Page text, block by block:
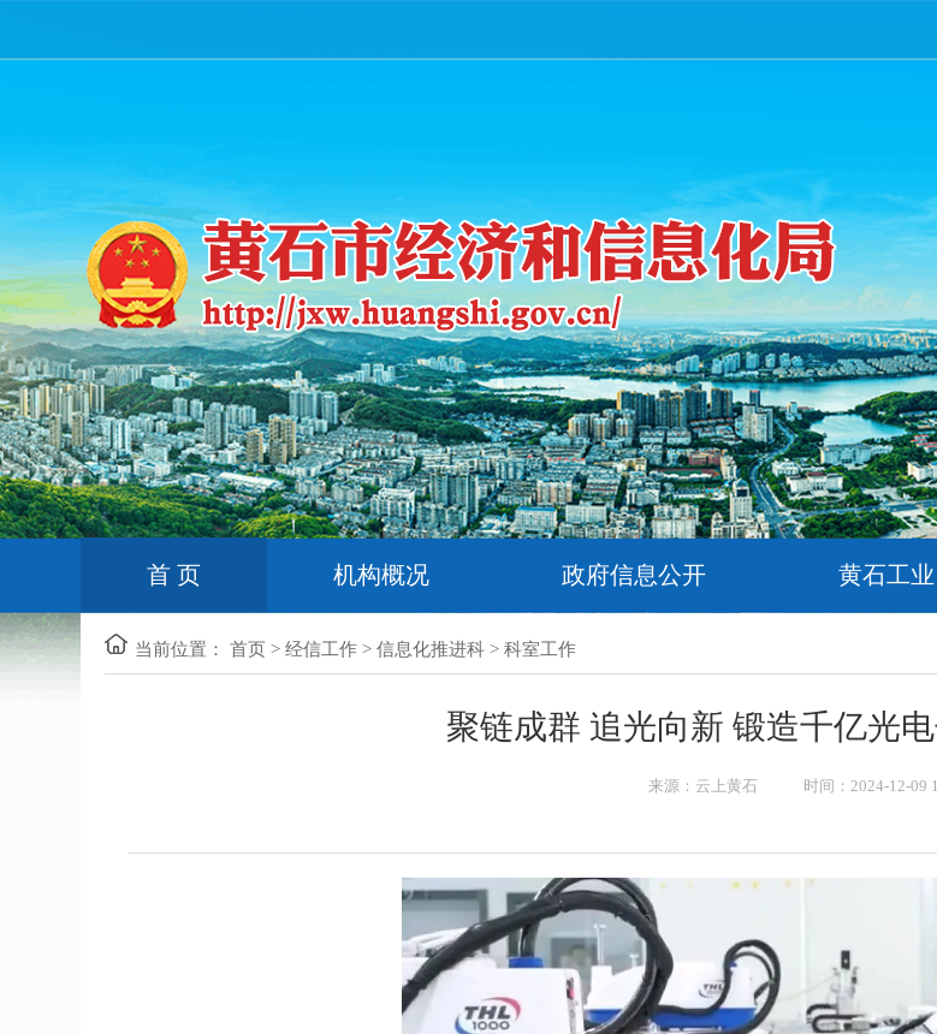
首 页 机构概况 政府信息公开 黄石工业
当前位置： 首页 > 经信工作 > 信息化推进科 > 科室工作
聚链成群 追光向新 锻造千亿光
来源：云上黄石 时间：2024-12-09